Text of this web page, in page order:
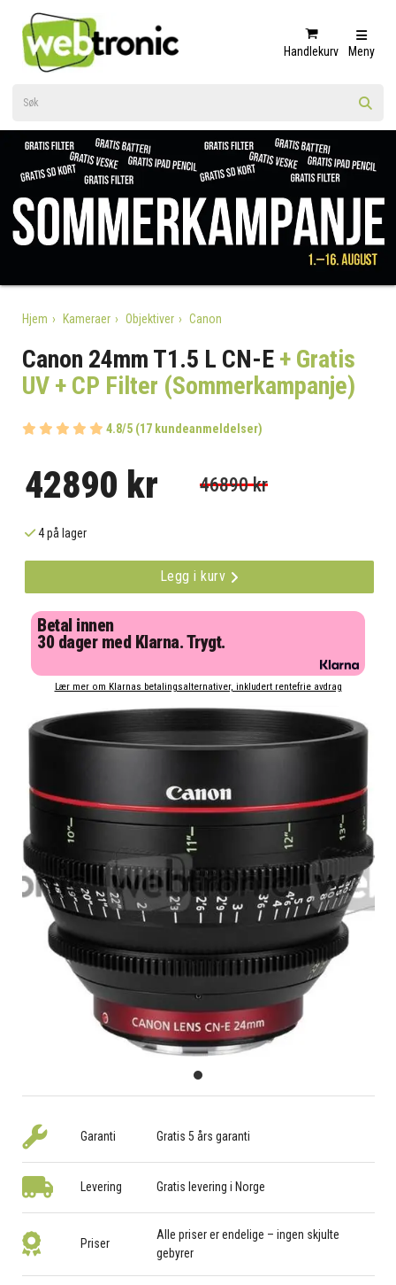
Handlekurv Meny
Hjem Kameraer Objektiver Canon
Canon 24mm T1.5 L CN-E+ Gratis
UV + CP Filter (Sommerkampanje)
4.8/5 (17 kundeanmeldelser)
42890 kr 46890 kr
4 på lager
Legg i kurv
Betal innen
30 dager med Klarna. Trygt.
Lær mer om Klarnas betalingsalternativer, inkludert rentefrie avdrag
Garanti Gratis 5 års garanti
Levering Gratis levering i Norge
Priser
Alle priser er endelige – ingen skjulte
gebyrer